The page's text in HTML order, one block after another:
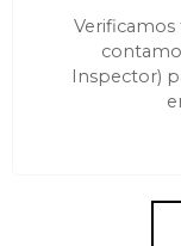
Inspector)